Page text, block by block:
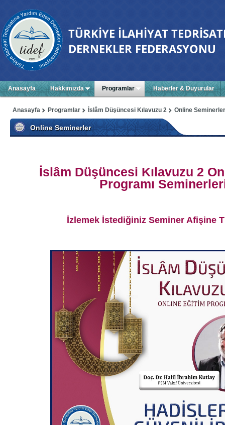
Anasayfa Hakkımızda Programlar Haberler & Duyurular
Online Seminerler
İslâm Düşüncesi Kılavuzu 2
Programlar
Anasayfa
Online Seminerler
İslâm Düşüncesi Kılavuzu 2
Programı
İzlemek İstediğiniz Seminer Afişine